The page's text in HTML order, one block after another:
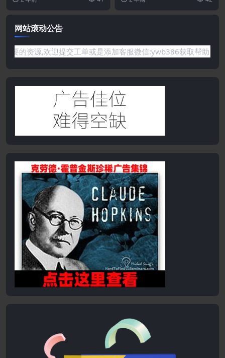
主题... 新鲜的设计模板。...
网站滚动公告
没有你需要的资源,欢迎提交工单或是添加客服微信:ywb386获